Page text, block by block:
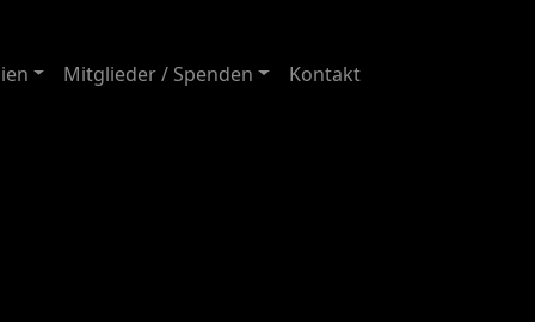
Mitglieder / Spenden Kontakt